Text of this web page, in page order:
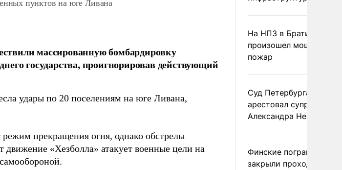
пунктов на юге Ливана
массированную бомбардировку
государства, проигнорировав действующий
удары по 20 поселениям на юге Ливана,
прекращения огня, однако обстрелы
«Хезболла» атакует военные цели на
На НПЗ в Братиславе
произошел мощный
пожар
Суд Петербурга заочно
арестовал супругу
Александра Невзорова
Финские пограничники
закрыли проходы для